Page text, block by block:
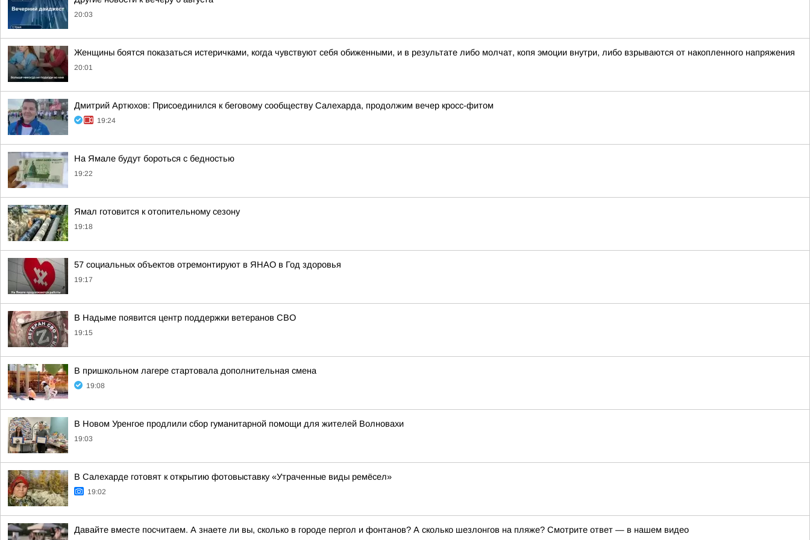
20:03
Женщины боятся показаться истеричками, когда чувствуют себя обиженными, и в результате либо молчат, копя эмоции внутри, либо взрываются от накопленного напряжения
20:01
Дмитрий Артюхов: Присоединился к беговому сообществу Салехарда, продолжим вечер кросс-фитом
19:24
На Ямале будут бороться с бедностью
19:22
Ямал готовится к отопительному сезону
19:18
57 социальных объектов отремонтируют в ЯНАО в Год здоровья
19:17
В Надыме появится центр поддержки ветеранов СВО
19:15
В пришкольном лагере стартовала дополнительная смена
19:08
В Новом Уренгое продлили сбор гуманитарной помощи для жителей Волновахи
19:03
В Салехарде готовят к открытию фотовыставку «Утраченные виды ремёсел»
19:02
Давайте вместе посчитаем. А знаете ли вы, сколько в городе пергол и фонтанов? А сколько шезлонгов на пляже? Смотрите ответ — в нашем видео